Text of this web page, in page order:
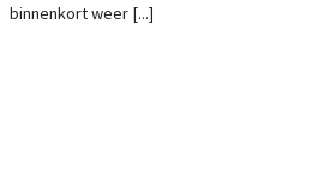
binnenkort weer [...]